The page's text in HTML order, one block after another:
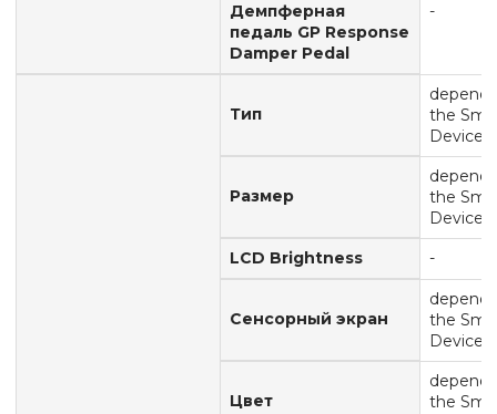
Демпферная
педаль GP Response
Damper Pedal
-
Тип
the
Device
Размер
the
Device
LCD Brightness
-
Сенсорный экран
the
Device
Цвет
the